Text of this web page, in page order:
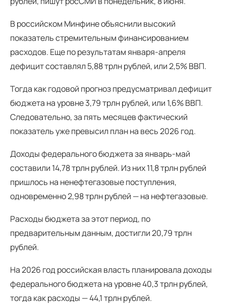
В российском Минфине объяснили высокий
показатель стремительным финансированием
расходов. Еще по результатам января-апреля
дефицит составлял 5,88 трлн рублей, или 2,5% ВВП.
Тогда как годовой прогноз предусматривал дефицит
бюджета на уровне 3,79 трлн рублей, или 1,6% ВВП.
Следовательно, за пять месяцев фактический
показатель уже превысил план на весь 2026 год.
Доходы федерального бюджета за январь-май
составили 14,78 трлн рублей. Из них 11,8 трлн рублей
пришлось на ненефтегазовые поступления,
одновременно 2,98 трлн рублей — на нефтегазовые.
Расходы бюджета за этот период, по
предварительным данным, достигли 20,79 трлн
рублей.
На 2026 год российская власть планировала доходы
федерального бюджета на уровне 40,3 трлн рублей,
тогда как расходы — 44,1 трлн рублей.